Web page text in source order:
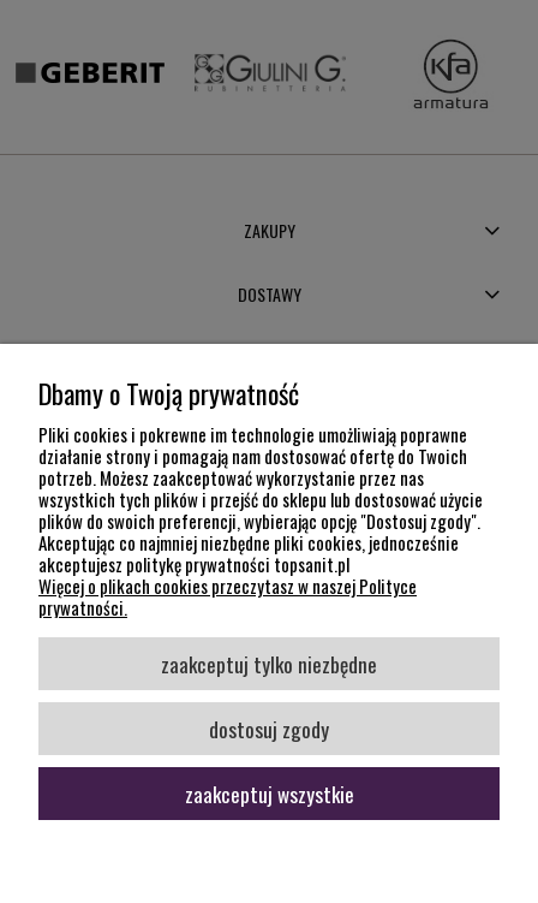
ZAKUPY
DOSTAWY
POMOC
INFORMACJE
KONTAKT
12 307 26 20
Kraków, 30-704 Na Dołach 8
SOCIAL MEDIA
Śledź nas
pokaż pełną wersję strony
Dbamy o Twoją prywatność
Pliki cookies i pokrewne im technologie umożliwiają poprawne
działanie strony i pomagają nam dostosować ofertę do Twoich
potrzeb. Możesz zaakceptować wykorzystanie przez nas
wszystkich tych plików i przejść do sklepu lub dostosować użycie
plików do swoich preferencji, wybierając opcję "Dostosuj zgody".
Akceptując co najmniej niezbędne pliki cookies, jednocześnie
akceptujesz politykę prywatności topsanit.pl
Więcej o plikach cookies przeczytasz w naszej Polityce
prywatności.
zaakceptuj tylko niezbędne
dostosuj zgody
zaakceptuj wszystkie